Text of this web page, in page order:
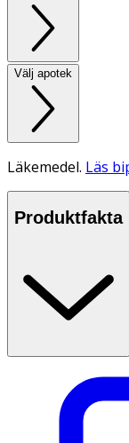
Välj apotek
Läkemedel. Läs
Produktfakta